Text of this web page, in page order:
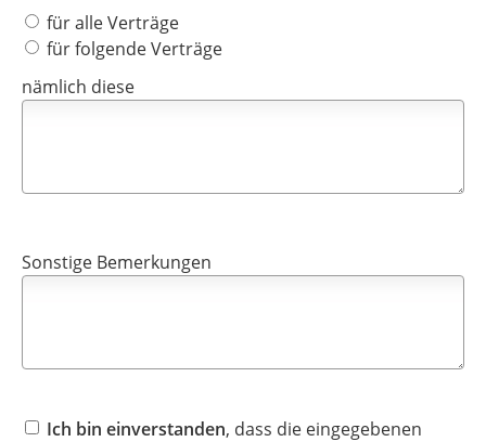
für alle Verträge
für folgende Verträge
nämlich diese
Sonstige Bemerkungen
Ich bin einverstanden, dass die eingegebenen